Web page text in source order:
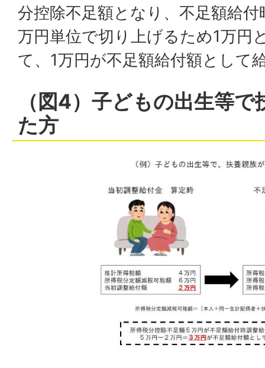
分控除不足額となり、不足額給
万円単位で切り上げるため1万円
て、1万円が不足額給付額として
（図4）子どもの出生等
た方